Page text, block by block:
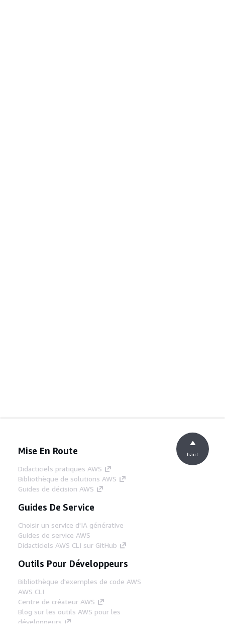
Mise En Route
Didacticiels pratiques AWS
Bibliothèque de solutions AWS
Guides de décision AWS
Guides De Service
Choisir un service d'IA générative
Guides de service AWS
Didacticiels AWS CLI sur GitHub
Outils Pour Développeurs
Bibliothèque d'exemples de code AWS
AWS CLI
Centre de créateur AWS
Blog sur les outils AWS pour les
développeurs
haut